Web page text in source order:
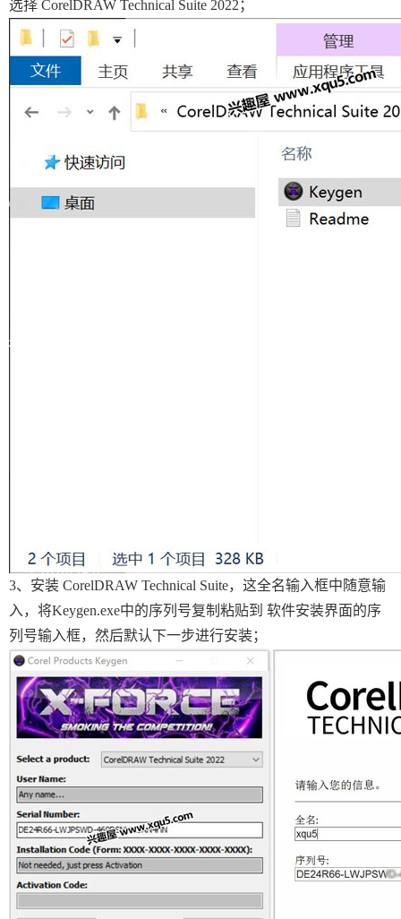
选择 CorelDRAW Technical Suite 2022；
3、安装 CorelDRAW Technical Suite，这全名输入框中随意输
入，将Keygen.exe中的序列号复制粘贴到 软件安装界面的序
列号输入框，然后默认下一步进行安装；